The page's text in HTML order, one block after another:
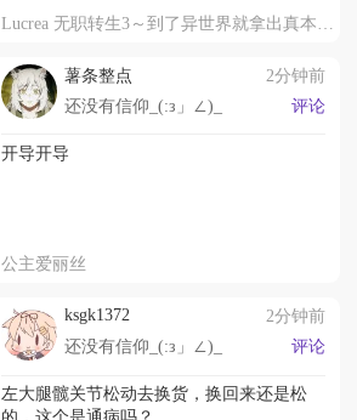
薯条整点
2分钟前
还没有信仰_(:з」∠)_
评论
开导开导
公主爱丽丝
ksgk1372
2分钟前
还没有信仰_(:з」∠)_
评论
左大腿髋关节松动去换货，换回来还是松